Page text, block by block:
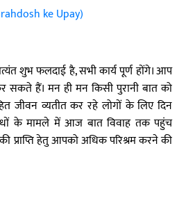
ke Upay)
शुभ फलदाई है, सभी कार्य पूर्ण होंगे। आप
सकते हैं। मन ही मन किसी पुरानी बात को
जीवन व्यतीत कर रहे लोगों के लिए दिन
के मामले में आज बात विवाह तक पहुंच
प्राप्ति हेतु आपको अधिक परिश्रम करने की